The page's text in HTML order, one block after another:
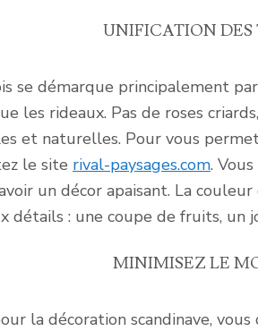
UNIFICATION DES
se démarque principalement
les rideaux. Pas de roses
et naturelles. Pour vous
le site rival-paysages.com.
un décor apaisant. La
détails : une coupe de fruits, un
MINIMISEZ LE
la décoration scandinave,